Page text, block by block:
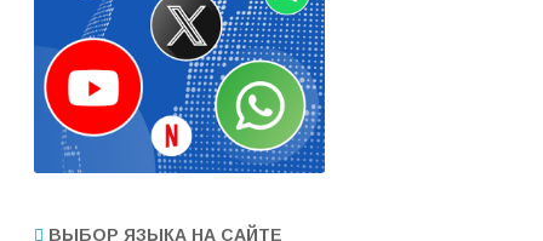
ВЫБОР ЯЗЫКА НА САЙТЕ